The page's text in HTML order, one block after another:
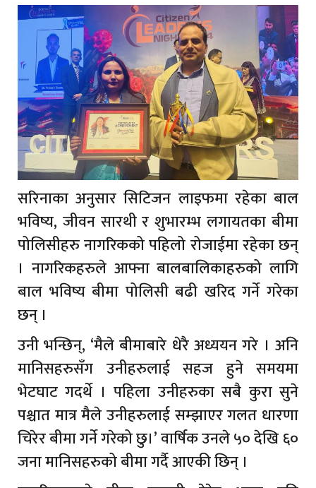
सरिनाका अनुसार सिटिजन लाइफमा रहेका बाल
भविष्य, जीवन सारथी र शुभारम्भ लगायतका बीमा
पोलिसीहरु नागरिकको पहिलो रोजाईमा रहेका छन्
। नागरिकहरुले आफ्ना बालबालिकाहरुको लागि
बाल भविष्य बीमा पोलिसी बढी खरिद गर्ने गरेका
छन् ।
उनी भन्छिन्, ‘मैले बीमाबारे धेरै अध्ययन गरे । अनि
मानिसहरुसँग उनीहरुलाई सहज हुने समयमा
भेटघाट गदर्थे । पहिला उनीहरुका सबै कुरा सुने
पश्चात मात्र मैले उनीहरुलाई सम्झाएर गलत धारणा
चिरेर बीमा गर्ने गरेको छु।’ वार्षिक उनले ५० देखि ६०
जना मानिसहरुको बीमा गर्दै आएकी छिन् ।